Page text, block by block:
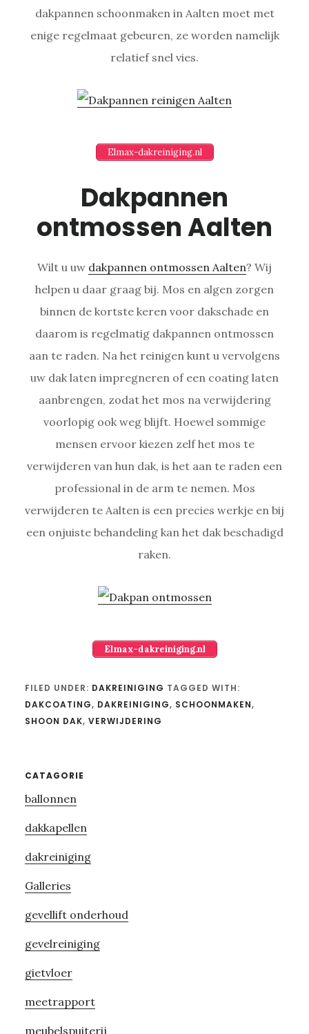
dakpannen schoonmaken in Aalten moet met
enige regelmaat gebeuren, ze worden namelijk
relatief snel vies.
Elmax-dakreiniging.nl
Dakpannen
ontmossen Aalten
Wilt u uw dakpannen ontmossen Aalten? Wij
helpen u daar graag bij. Mos en algen zorgen
binnen de kortste keren voor dakschade en
daarom is regelmatig dakpannen ontmossen
aan te raden. Na het reinigen kunt u vervolgens
uw dak laten impregneren of een coating laten
aanbrengen, zodat het mos na verwijdering
voorlopig ook weg blijft. Hoewel sommige
mensen ervoor kiezen zelf het mos te
verwijderen van hun dak, is het aan te raden een
professional in de arm te nemen. Mos
verwijderen te Aalten is een precies werkje en bij
een onjuiste behandeling kan het dak beschadigd
raken.
Elmax-dakreiniging.nl
FILED UNDER: DAKREINIGING TAGGED WITH:
DAKCOATING, DAKREINIGING, SCHOONMAKEN,
SHOON DAK, VERWIJDERING
Primary
Sidebar
CATAGORIE
ballonnen
dakkapellen
dakreiniging
Galleries
gevellift onderhoud
gevelreiniging
gietvloer
meetrapport
meubelspuiterij